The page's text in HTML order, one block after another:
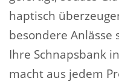
haptisch
besondere Anlässe
Ihre Schnapsbank
macht aus jedem